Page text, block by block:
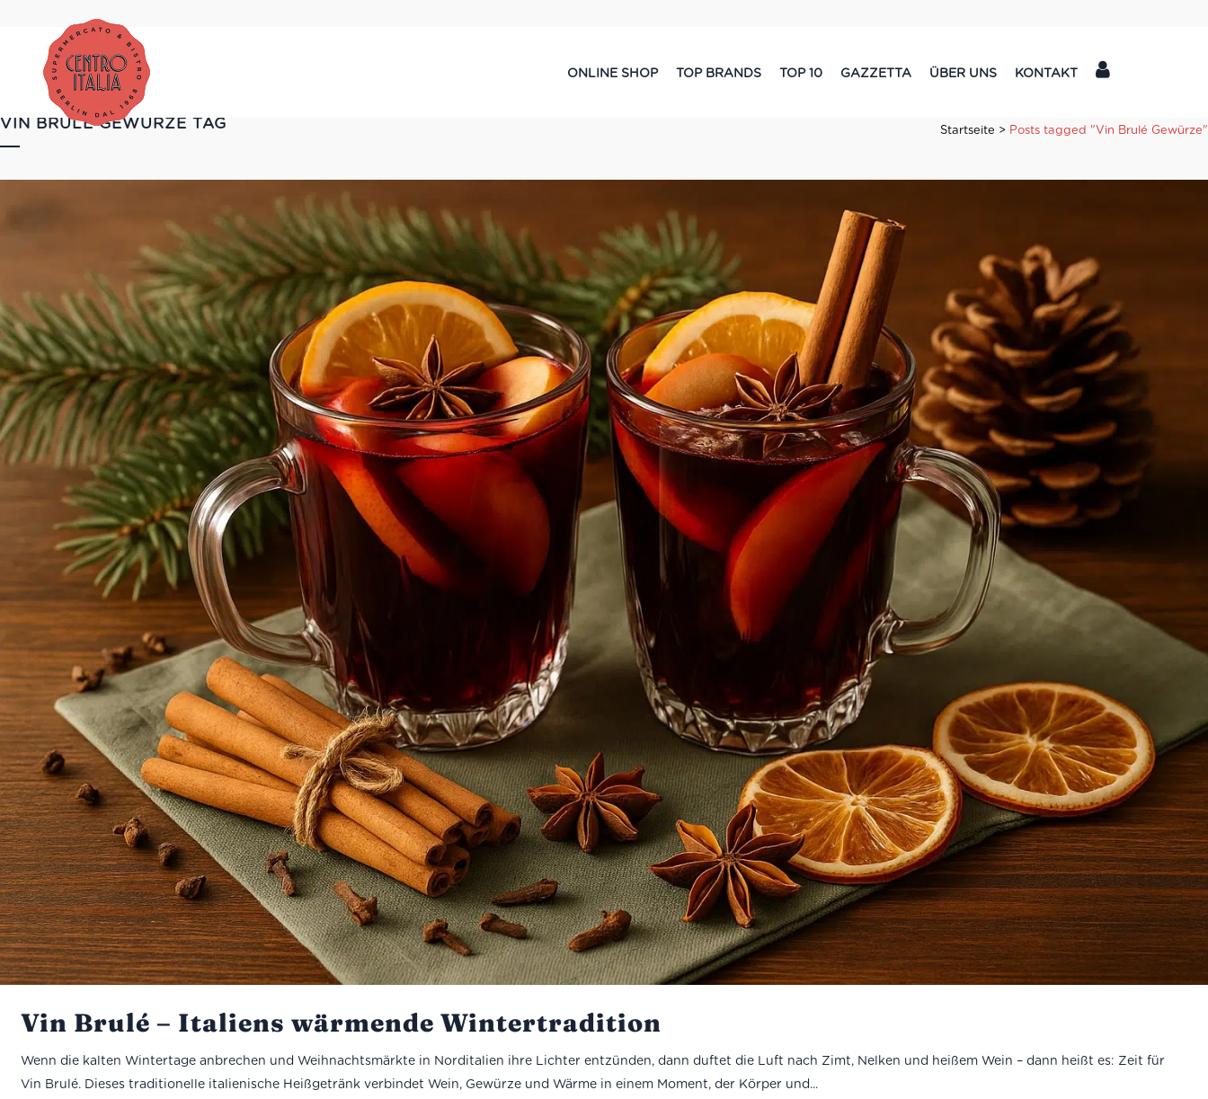
ONLINE SHOP TOP BRANDS TOP 10 GAZZETTA ÜBER UNS KONTAKT
VIN BRULÉ GEWÜRZE TAG Startseite > Posts tagged "Vin Brulé Gewürze"
Vin Brulé – Italiens wärmende Wintertradition
Wenn die kalten Wintertage anbrechen und Weihnachtsmärkte in Norditalien ihre Lichter entzünden, dann duftet die Luft nach Zimt, Nelken und heißem Wein – dann heißt es: Zeit für
Vin Brulé. Dieses traditionelle italienische Heißgetränk verbindet Wein, Gewürze und Wärme in einem Moment, der Körper und...